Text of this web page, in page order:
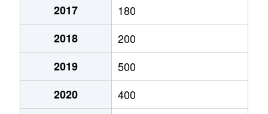
2017
180
2018
200
2019
500
2020
400